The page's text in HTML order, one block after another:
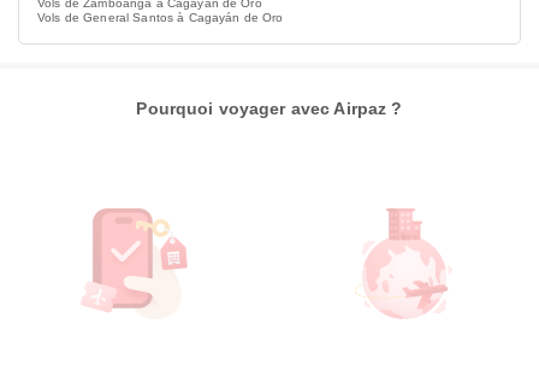
Vols de Zamboanga à Cagayán de Oro
Vols de General Santos à Cagayán de Oro
Pourquoi voyager avec Airpaz ?